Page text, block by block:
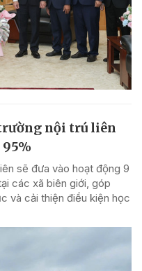
nội trú liên
sẽ đưa vào hoạt động 9
các xã biên giới, góp
và cải thiện điều kiện học